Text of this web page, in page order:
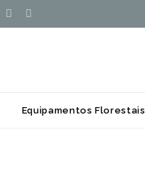
 
Equipamentos Florestais